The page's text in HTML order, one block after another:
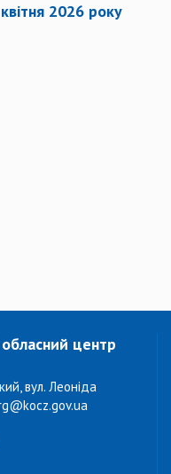
2026 року
центр
вул. Леоніда